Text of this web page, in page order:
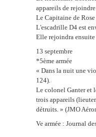
appareils de
Le Capitaine de
L'escadrille D4 est
Elle rejoindra ensuite
13 septembre
*5ème armée
« Dans la nuit une
124).
Le colonel Ganter et
trois appareils
détruits. » (JMO
Ve armée : Journal